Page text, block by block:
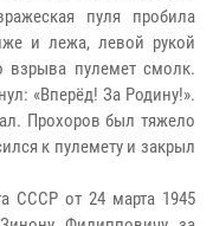
пуля пробила
и лежа, левой рукой
взрыва пулемет смолк.
«Вперёд! За Родину!».
Прохоров был тяжело
к пулемету и закрыл
СССР от 24 марта 1945